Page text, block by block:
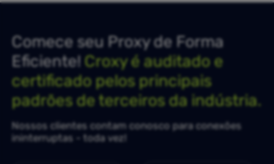
Comece seu Proxy de Forma
Eficiente!Croxy é auditado e
certificado pelos principais
padrões de terceiros da indústria.
Nossos clientes contam conosco para conexões
ininterruptas - toda vez!